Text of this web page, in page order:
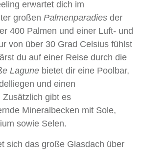
erwartet dich im
großen Palmenparadies der
400 Palmen und einer Luft- und
von über 30 Grad Celsius fühlst
du auf einer Reise durch die
Lagune bietet dir eine Poolbar,
und einen
Zusätzlich gibt es
Mineralbecken mit Sole,
sowie Selen.
sich das große Glasdach über